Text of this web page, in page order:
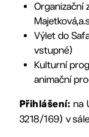
Organizační
Výlet do
vstupné)
Kulturní
animační
Přihlášení: na
3218/169) v